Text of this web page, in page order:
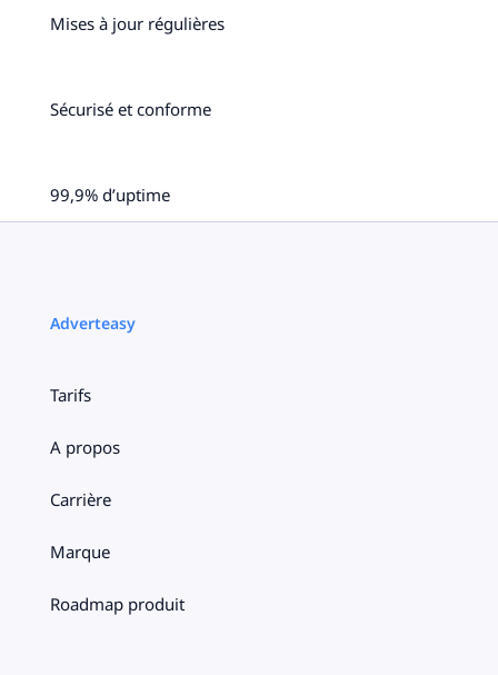
Mises à jour régulières
Sécurisé et conforme
99,9% d’uptime
Adverteasy
Tarifs
A propos
Carrière
Marque
Roadmap produit